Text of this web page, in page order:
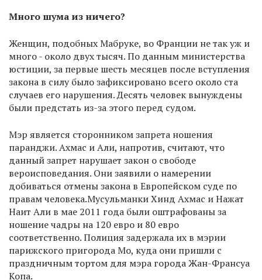
Много шума из ничего?
Женщин, подобных Мабруке, во Франции не так уж и
много - около двух тысяч. По данным министерства
юстиции, за первые шесть месяцев после вступления
закона в силу было зафиксировано всего около ста
случаев его нарушения. Десять человек вынуждены
были предстать из-за этого перед судом.
Мэр является сторонником запрета ношения
паранджи. Ахмас и Али, напротив, считают, что
данный запрет нарушает закон о свободе
вероисповедания. Они заявили о намерении
добиваться отмены закона в Европейском суде по
правам человека.Мусульманки Хинд Ахмас и Нажат
Наит Али в мае 2011 года были оштрафованы за
ношение чадры на 120 евро и 80 евро
соответственно. Полиция задержала их в мэрии
парижского пригорода Мо, куда они пришли с
праздничным тортом для мэра города Жан-Франсуа
Копа.